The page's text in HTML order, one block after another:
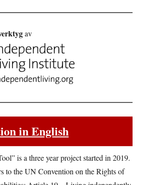
av
in English
is a three year project started in 2019.
to the UN Convention on the Rights of